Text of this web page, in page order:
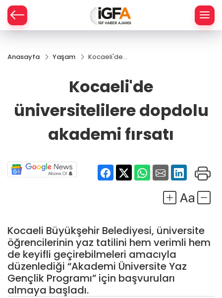
Anasayfa Yaşam
Kocaeli'de
akademi
Kocaeli'de
üniversitelilere dopdolu
akademi fırsatı
Kocaeli Büyükşehir Belediyesi, üniversite
öğrencilerinin yaz tatilini hem verimli hem
de keyifli geçirebilmeleri amacıyla
düzenlediği “Akademi Üniversite Yaz
Gençlik Programı” için başvuruları
almaya başladı.